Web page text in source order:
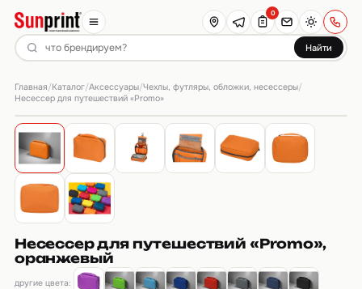
Найти
0
Главная/Каталог/Аксессуары/Чехлы, футляры, обложки, несессеры/
Несессер для путешествий «Promo»
Несессер для путешествий «Promo»,
оранжевый
другие цвета: